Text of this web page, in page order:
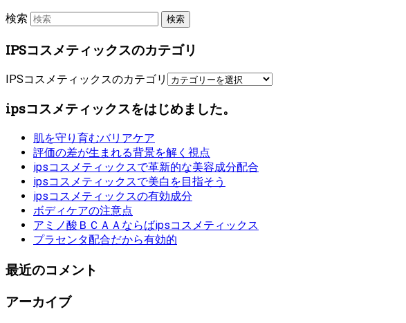
検索
IPSコスメティックスのカテゴリ
IPSコスメティックスのカテゴリ
ipsコスメティックスをはじめました。
肌を守り育むバリアケア
評価の差が生まれる背景を解く視点
ipsコスメティックスで革新的な美容成分配合
ipsコスメティックスで美白を目指そう
ipsコスメティックスの有効成分
ボディケアの注意点
アミノ酸ＢＣＡＡならばipsコスメティックス
プラセンタ配合だから有効的
最近のコメント
アーカイブ